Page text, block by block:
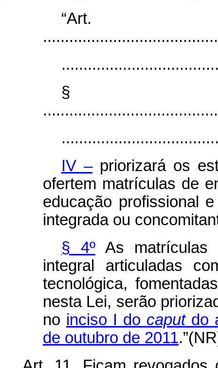
§
IV –priorizará os
ofertem matrículas de
educação profissional
integrada ou
§ 4ºAs matrículas
integral articuladas
tecnológica,
nesta Lei, serão
no inciso I do caputdo
de outubro de 2011